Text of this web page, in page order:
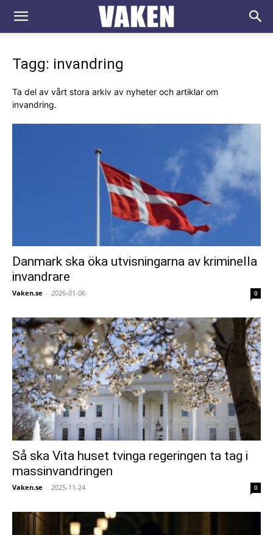
VAKEN.se
Tagg: invandring
Ta del av vårt stora arkiv av nyheter och artiklar om
invandring.
Danmark ska öka utvisningarna av kriminella
invandrare
Vaken.se - 2026-01-06 0
Så ska Vita huset tvinga regeringen ta tag i
massinvandringen
Vaken.se - 2025-11-24 0